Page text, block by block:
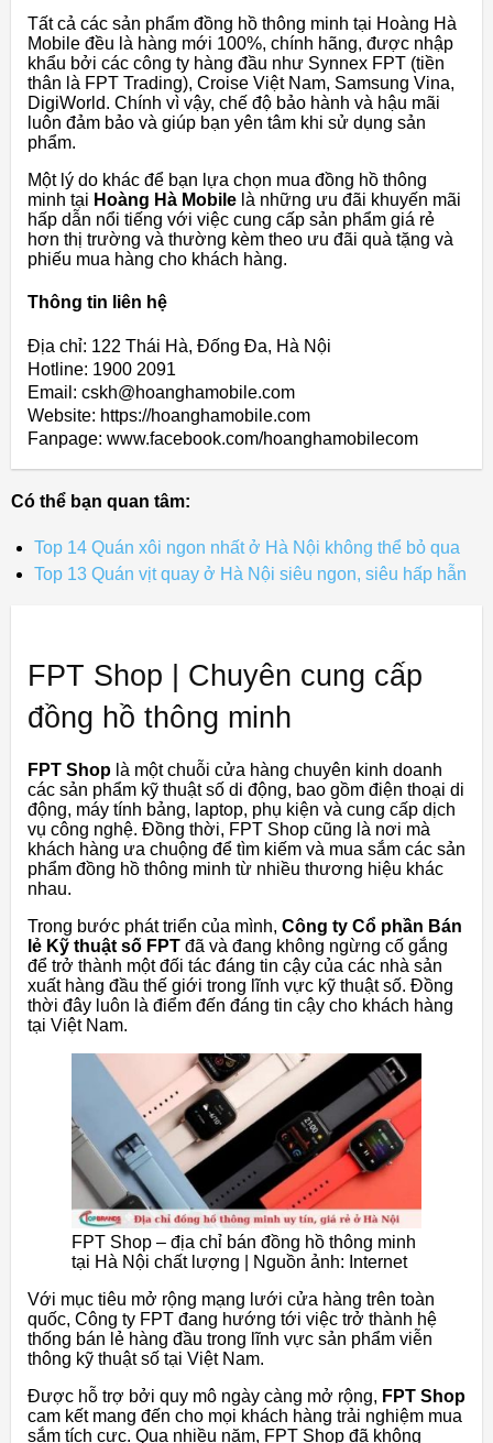
Tất cả các sản phẩm đồng hồ thông minh tại Hoàng Hà
Mobile đều là hàng mới 100%, chính hãng, được nhập
khẩu bởi các công ty hàng đầu như Synnex FPT (tiền
thân là FPT Trading), Croise Việt Nam, Samsung Vina,
DigiWorld. Chính vì vậy, chế độ bảo hành và hậu mãi
luôn đảm bảo và giúp bạn yên tâm khi sử dụng sản
phẩm.
Một lý do khác để bạn lựa chọn mua đồng hồ thông
minh tại Hoàng Hà Mobile là những ưu đãi khuyến mãi
hấp dẫn nổi tiếng với việc cung cấp sản phẩm giá rẻ
hơn thị trường và thường kèm theo ưu đãi quà tặng và
phiếu mua hàng cho khách hàng.
Thông tin liên hệ
Địa chỉ: 122 Thái Hà, Đống Đa, Hà Nội
Hotline: 1900 2091
Email: cskh@hoanghamobile.com
Website: https://hoanghamobile.com
Fanpage: www.facebook.com/hoanghamobilecom
Có thể bạn quan tâm:
Top 14 Quán xôi ngon nhất ở Hà Nội không thể bỏ qua
Top 13 Quán vịt quay ở Hà Nội siêu ngon, siêu hấp hẫn
FPT Shop | Chuyên cung cấp
đồng hồ thông minh
FPT Shop là một chuỗi cửa hàng chuyên kinh doanh
các sản phẩm kỹ thuật số di động, bao gồm điện thoại di
động, máy tính bảng, laptop, phụ kiện và cung cấp dịch
vụ công nghệ. Đồng thời, FPT Shop cũng là nơi mà
khách hàng ưa chuộng để tìm kiếm và mua sắm các sản
phẩm đồng hồ thông minh từ nhiều thương hiệu khác
nhau.
Trong bước phát triển của mình, Công ty Cổ phần Bán
lẻ Kỹ thuật số FPT đã và đang không ngừng cố gắng
để trở thành một đối tác đáng tin cậy của các nhà sản
xuất hàng đầu thế giới trong lĩnh vực kỹ thuật số. Đồng
thời đây luôn là điểm đến đáng tin cậy cho khách hàng
tại Việt Nam.
FPT Shop – địa chỉ bán đồng hồ thông minh
tại Hà Nội chất lượng | Nguồn ảnh: Internet
Với mục tiêu mở rộng mạng lưới cửa hàng trên toàn
quốc, Công ty FPT đang hướng tới việc trở thành hệ
thống bán lẻ hàng đầu trong lĩnh vực sản phẩm viễn
thông kỹ thuật số tại Việt Nam.
Được hỗ trợ bởi quy mô ngày càng mở rộng, FPT Shop
cam kết mang đến cho mọi khách hàng trải nghiệm mua
sắm tích cực. Qua nhiều năm, FPT Shop đã không